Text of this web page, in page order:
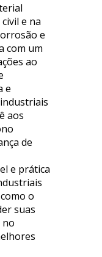
e na
e
com um
ao
e
aos
de
e prática
o
suas
no